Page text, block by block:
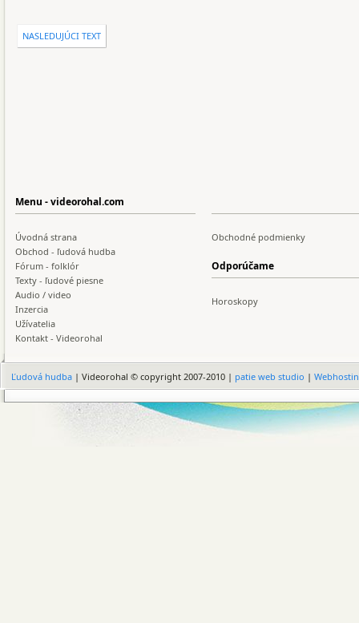
NASLEDUJÚCI TEXT
Menu - videorohal.com
Úvodná strana
Obchod - ľudová hudba
Fórum - folklór
Texty - ľudové piesne
Audio / video
Inzercia
Užívatelia
Kontakt - Videorohal
Obchodné podmienky
Odporúčame
Horoskopy
Ľudová hudba | Videorohal © copyright 2007-2010 | patie web studio |